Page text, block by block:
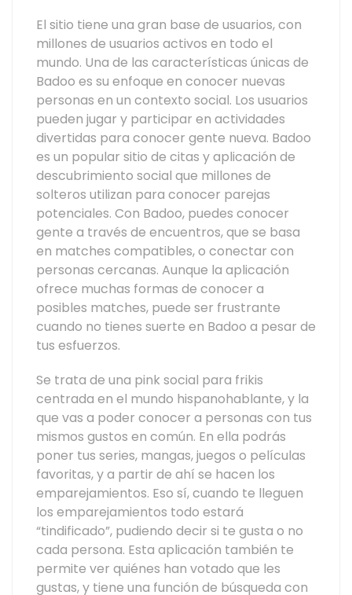
El sitio tiene una gran base de usuarios, con
millones de usuarios activos en todo el
mundo. Una de las características únicas de
Badoo es su enfoque en conocer nuevas
personas en un contexto social. Los usuarios
pueden jugar y participar en actividades
divertidas para conocer gente nueva. Badoo
es un popular sitio de citas y aplicación de
descubrimiento social que millones de
solteros utilizan para conocer parejas
potenciales. Con Badoo, puedes conocer
gente a través de encuentros, que se basa
en matches compatibles, o conectar con
personas cercanas. Aunque la aplicación
ofrece muchas formas de conocer a
posibles matches, puede ser frustrante
cuando no tienes suerte en Badoo a pesar de
tus esfuerzos.
Se trata de una pink social para frikis
centrada en el mundo hispanohablante, y la
que vas a poder conocer a personas con tus
mismos gustos en común. En ella podrás
poner tus series, mangas, juegos o películas
favoritas, y a partir de ahí se hacen los
emparejamientos. Eso sí, cuando te lleguen
los emparejamientos todo estará
“tindificado”, pudiendo decir si te gusta o no
cada persona. Esta aplicación también te
permite ver quiénes han votado que les
gustas, y tiene una función de búsqueda con